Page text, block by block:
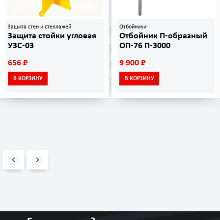
Защита стен и стеллажей
Защита стойки угловая
УЗС-03
656 ₽
В КОРЗИНУ
Отбойники
Отбойник П-образный
ОП-76 П-3000
9 900 ₽
В КОРЗИНУ